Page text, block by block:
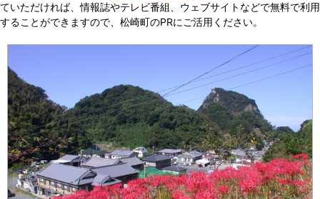
ていただければ、情報誌やテレビ番組、ウェブサイトなどで無料で利用
することができますので、松崎町のPRにご活用ください。